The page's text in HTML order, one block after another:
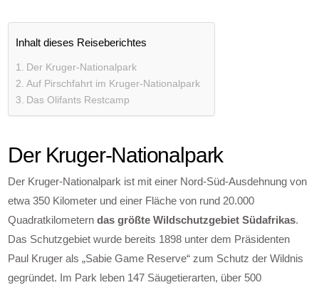
Inhalt dieses Reiseberichtes
Der Kruger-Nationalpark
Auf Pirschfahrt im Kruger-Nationalpark
Das Olifants Restcamp
Der Kruger-Nationalpark
Der Kruger-Nationalpark ist mit einer Nord-Süd-Ausdehnung von
etwa 350 Kilometer und einer Fläche von rund 20.000
Quadratkilometerndas größte Wildschutzgebiet Südafrikas.
Das Schutzgebiet wurde bereits 1898 unter dem Präsidenten
Paul Kruger als „Sabie Game Reserve“ zum Schutz der Wildnis
gegründet. Im Park leben 147 Säugetierarten, über 500